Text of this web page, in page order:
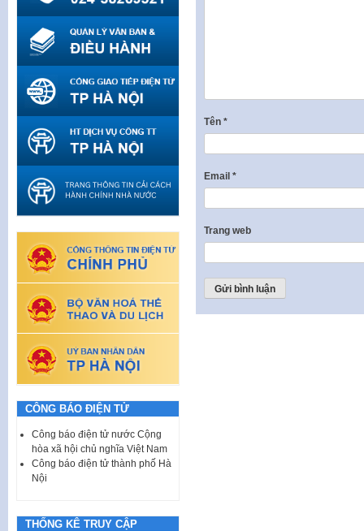
Tên *
Email *
Trang web
CÔNG BÁO ĐIỆN TỬ
Công báo điện tử nước Cộng
hòa xã hội chủ nghĩa Việt Nam
Công báo điện tử thành phố Hà
Nội
THỐNG KÊ TRUY CẬP